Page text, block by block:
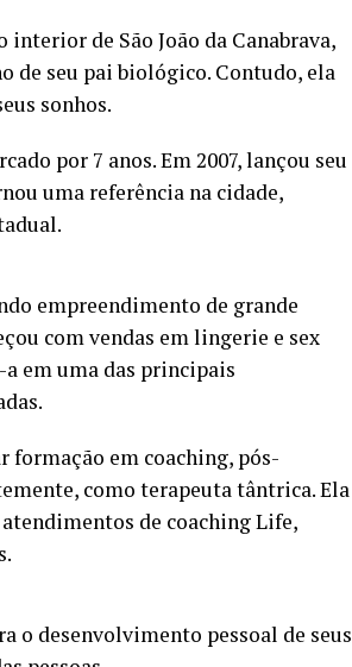
de São João da Canabrava,
de seu pai biológico. Contudo, ela
sonhos.
por 7 anos. Em 2007, lançou seu
uma referência na cidade,
empreendimento de grande
com vendas em lingerie e sex
em uma das principais
formação em coaching, pós-
como terapeuta tântrica. Ela
de coaching Life,
o desenvolvimento pessoal de seus